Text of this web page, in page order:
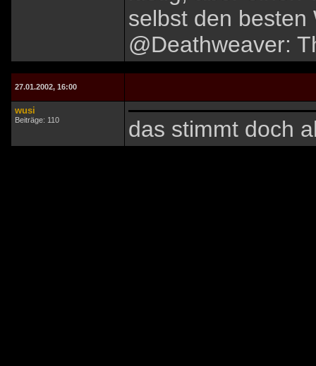
selbst den besten
@Deathweaver:
27.01.2002, 16:00
wusi
Beiträge: 110 das stimmt doch